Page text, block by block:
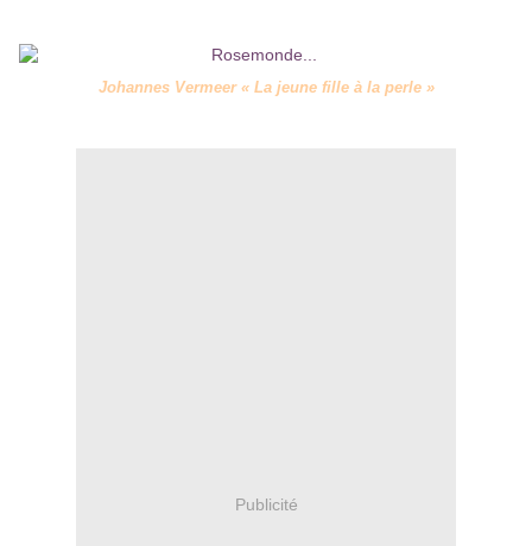
Johannes Vermeer « La jeune fille à la perle »
Publicité